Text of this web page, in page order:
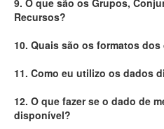
9. O que são os Grupos,
Recursos?
10. Quais são os formatos
11. Como eu utilizo os dados
12. O que fazer se o dado de
disponível?